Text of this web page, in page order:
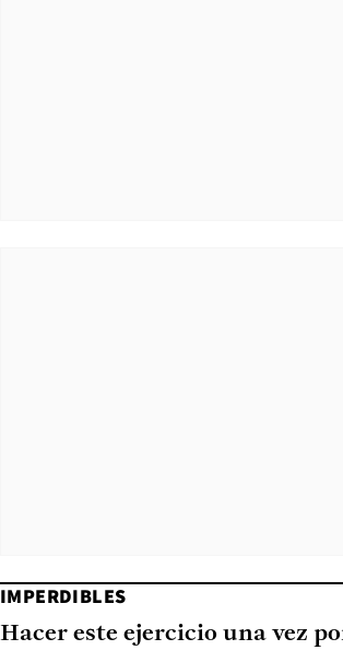
IMPERDIBLES
Hacer este ejercicio una vez